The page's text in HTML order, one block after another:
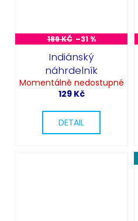
189 KČ –31 %
Indiánský
náhrdelník
Momentálně nedostupné
129 Kč
DETAIL